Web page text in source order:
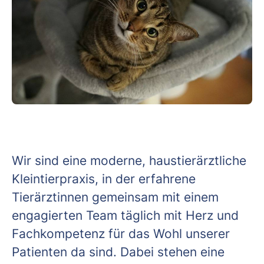
Wir sind eine moderne, haustierärztliche
Kleintierpraxis, in der erfahrene
Tierärztinnen gemeinsam mit einem
engagierten Team täglich mit Herz und
Fachkompetenz für das Wohl unserer
Patienten da sind. Dabei stehen eine